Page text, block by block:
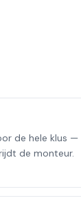
de hele klus —
de monteur.